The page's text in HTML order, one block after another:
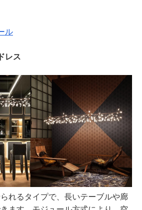
ル
レス
れるタイプで、長いテーブルや廊